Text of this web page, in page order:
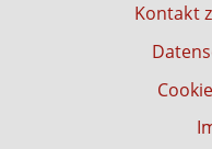
Kontakt